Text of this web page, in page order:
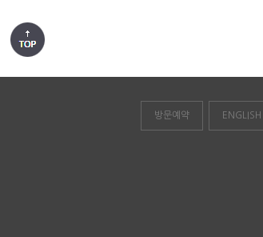
방문예약 ENGLISH